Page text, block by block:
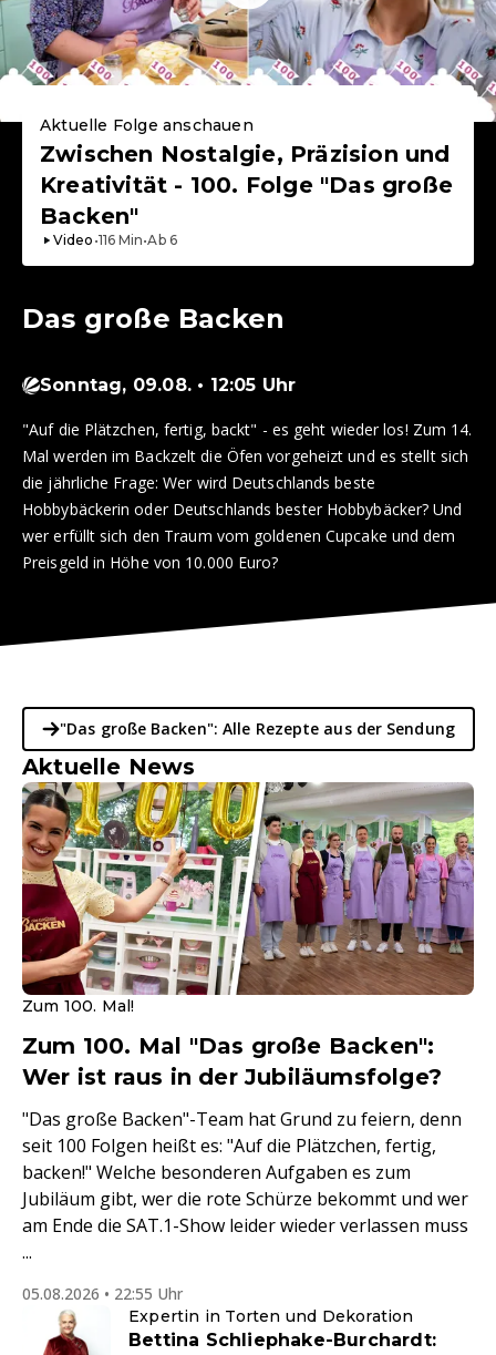
Aktuelle Folge anschauen
Zwischen Nostalgie, Präzision und
Kreativität - 100. Folge "Das große
Backen"
Video •116Min•Ab 6
Das große Backen
Sonntag, 09.08. • 12:05 Uhr
"Auf die Plätzchen, fertig, backt" - es geht wieder los! Zum 14.
Mal werden im Backzelt die Öfen vorgeheizt und es stellt sich
die jährliche Frage: Wer wird Deutschlands beste
Hobbybäckerin oder Deutschlands bester Hobbybäcker? Und
wer erfüllt sich den Traum vom goldenen Cupcake und dem
Preisgeld in Höhe von 10.000 Euro?
"Das große Backen": Alle Rezepte aus der Sendung
Aktuelle News
Zum 100. Mal!
Zum 100. Mal "Das große Backen":
Wer ist raus in der Jubiläumsfolge?
"Das große Backen"-Team hat Grund zu feiern, denn
seit 100 Folgen heißt es: "Auf die Plätzchen, fertig,
backen!" Welche besonderen Aufgaben es zum
Jubiläum gibt, wer die rote Schürze bekommt und wer
am Ende die SAT.1-Show leider wieder verlassen muss
...
05.08.2026 • 22:55 Uhr
Expertin in Torten und Dekoration
Bettina Schliephake-Burchardt: